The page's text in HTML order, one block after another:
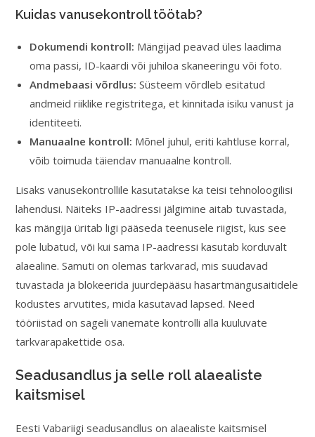
Kuidas vanusekontroll töötab?
Dokumendi kontroll: Mängijad peavad üles laadima
oma passi, ID-kaardi või juhiloa skaneeringu või foto.
Andmebaasi võrdlus: Süsteem võrdleb esitatud
andmeid riiklike registritega, et kinnitada isiku vanust ja
identiteeti.
Manuaalne kontroll: Mõnel juhul, eriti kahtluse korral,
võib toimuda täiendav manuaalne kontroll.
Lisaks vanusekontrollile kasutatakse ka teisi tehnoloogilisi
lahendusi. Näiteks IP-aadressi jälgimine aitab tuvastada,
kas mängija üritab ligi pääseda teenusele riigist, kus see
pole lubatud, või kui sama IP-aadressi kasutab korduvalt
alaealine. Samuti on olemas tarkvarad, mis suudavad
tuvastada ja blokeerida juurdepääsu hasartmängusaitidele
kodustes arvutites, mida kasutavad lapsed. Need
tööriistad on sageli vanemate kontrolli alla kuuluvate
tarkvarapakettide osa.
Seadusandlus ja selle roll alaealiste
kaitsmisel
Eesti Vabariigi seadusandlus on alaealiste kaitsmisel